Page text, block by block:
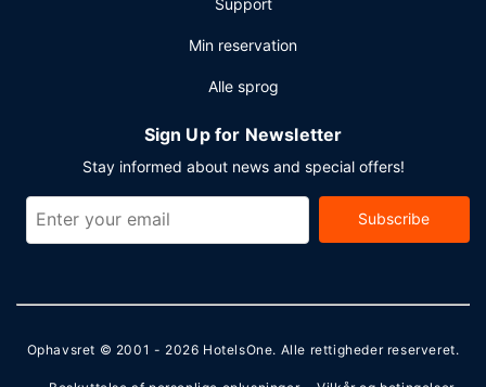
Support
Min reservation
Alle sprog
Sign Up for Newsletter
Stay informed about news and special offers!
Subscribe
Ophavsret © 2001 - 2026 HotelsOne. Alle rettigheder reserveret.